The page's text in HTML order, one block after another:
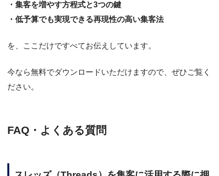
・集客を増やす方程式と3つの鍵
・低予算でも実現できる再現性の高い集客法
を、ここだけですべてお伝えしています。
今なら無料でダウンロードいただけますので、ぜひご覧く
ださい。
FAQ・よくある質問